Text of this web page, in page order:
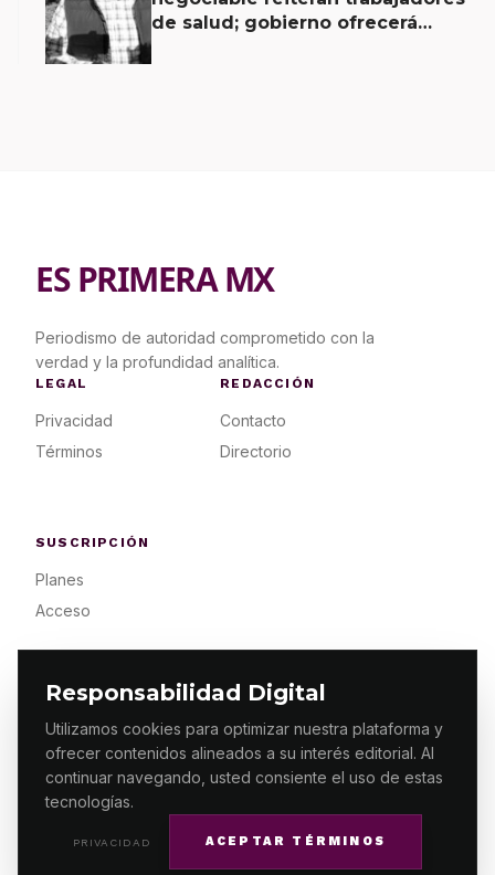
Responsabilidad Digital
Utilizamos cookies para optimizar nuestra plataforma y
ofrecer contenidos alineados a su interés editorial. Al
continuar navegando, usted consiente el uso de estas
tecnologías.
PRIVACIDAD ACEPTAR TÉRMINOS
de salud; gobierno ofrecerá
ES PRIMERA MX
Periodismo de autoridad comprometido con la
verdad y la profundidad analítica.
LEGAL
Privacidad
Términos
REDACCIÓN
Contacto
Directorio
SUSCRIPCIÓN
Planes
Acceso
© 2026 ES PRIMERA MX. ALGUNOS DERECHOS
RESERVADOS / DESIGNMAKING.MX